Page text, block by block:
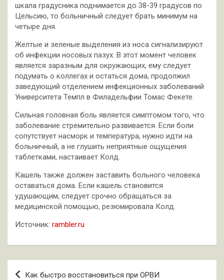
шкала градусника поднимается до 38-39 градусов по
Цельсию, то больничный следует брать минимум на
четыре дня.
Желтые и зеленые выделения из носа сигнализируют
об инфекции носовых пазух. В этот момент человек
является заразным для окружающих, ему следует
подумать о коллегах и остаться дома, продолжил
заведующий отделением инфекционных заболеваний
Университета Темпл в Филадельфии Томас Фекете.
Сильная головная боль является симптомом того, что
заболевание стремительно развивается. Если боли
сопутствует насморк и температура, нужно идти на
больничный, а не глушить неприятные ощущения
таблетками, настаивает Колд.
Кашель также должен заставить больного человека
оставаться дома. Если кашель становится
удушающим, следует срочно обращаться за
медицинской помощью, резюмировала Колд.
Источник: rambler.ru
Навигация
Как быстро восстановиться при ОРВИ